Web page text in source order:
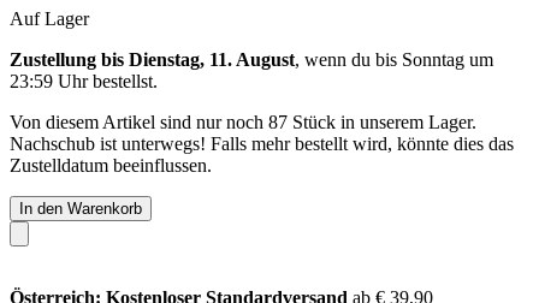
Auf Lager
Zustellung bis Dienstag, 11. August, wenn du bis Sonntag um
23:59 Uhrbestellst.
Von diesem Artikel sind nur noch 87 Stück in unserem Lager.
Nachschub ist unterwegs! Falls mehr bestellt wird, könnte dies das
Zustelldatum beeinflussen.
In den Warenkorb
Österreich: Kostenloser Standardversand ab € 39,90